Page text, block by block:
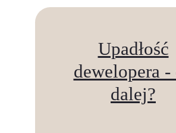
Upadłość
dewelopera -
dalej?